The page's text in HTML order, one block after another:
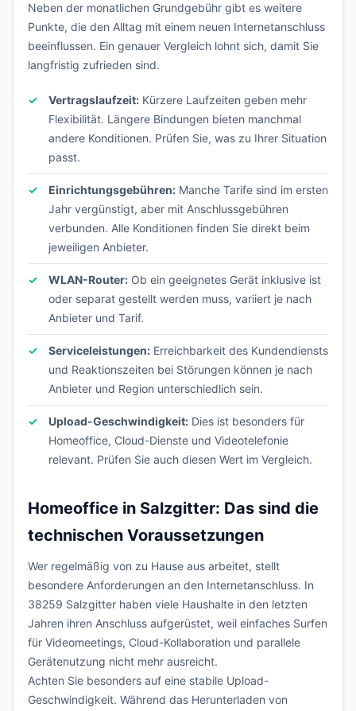
Neben der monatlichen Grundgebühr gibt es weitere
Punkte, die den Alltag mit einem neuen Internetanschluss
beeinflussen. Ein genauer Vergleich lohnt sich, damit Sie
langfristig zufrieden sind.
Vertragslaufzeit: Kürzere Laufzeiten geben mehr
Flexibilität. Längere Bindungen bieten manchmal
andere Konditionen. Prüfen Sie, was zu Ihrer Situation
passt.
Einrichtungsgebühren: Manche Tarife sind im ersten
Jahr vergünstigt, aber mit Anschlussgebühren
verbunden. Alle Konditionen finden Sie direkt beim
jeweiligen Anbieter.
WLAN-Router: Ob ein geeignetes Gerät inklusive ist
oder separat gestellt werden muss, variiert je nach
Anbieter und Tarif.
Serviceleistungen: Erreichbarkeit des Kundendiensts
und Reaktionszeiten bei Störungen können je nach
Anbieter und Region unterschiedlich sein.
Upload-Geschwindigkeit: Dies ist besonders für
Homeoffice, Cloud-Dienste und Videotelefonie
relevant. Prüfen Sie auch diesen Wert im Vergleich.
Homeoffice in Salzgitter: Das sind die
technischen Voraussetzungen
Wer regelmäßig von zu Hause aus arbeitet, stellt
besondere Anforderungen an den Internetanschluss. In
38259 Salzgitter haben viele Haushalte in den letzten
Jahren ihren Anschluss aufgerüstet, weil einfaches Surfen
für Videomeetings, Cloud-Kollaboration und parallele
Gerätenutzung nicht mehr ausreicht.
Achten Sie besonders auf eine stabile Upload-
Geschwindigkeit. Während das Herunterladen von